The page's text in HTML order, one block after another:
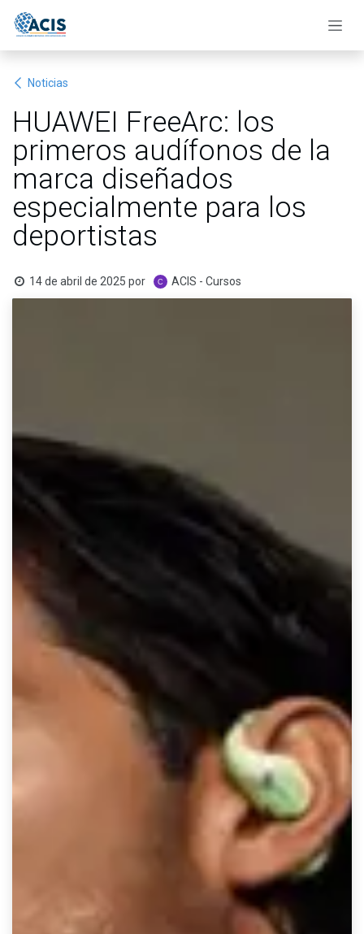
Noticias
HUAWEI FreeArc: los
primeros audífonos de la
marca diseñados
especialmente para los
deportistas
14 de abril de 2025 por ACIS - Cursos